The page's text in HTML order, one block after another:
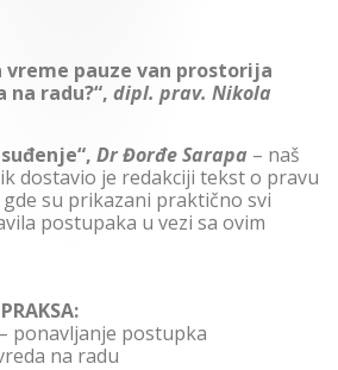
vreme pauze van prostorija
na radu?“, dipl. prav. Nikola
Dr Đorđe Sarapa – naš
dostavio je redakciji tekst o pravu
su prikazani praktično svi
postupaka u vezi sa ovim
ponavljanje postupka
na radu